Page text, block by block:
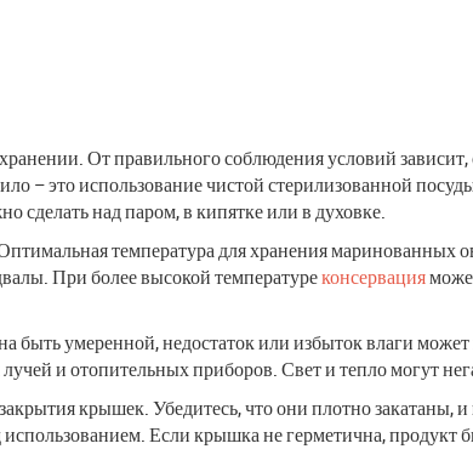
От правильного соблюдения условий зависит,
– это использование чистой стерилизованной
сделать над паром, в кипятке или в духовке.
температура для хранения маринованных
При более высокой температуреконсервация
быть умеренной, недостаток или избыток влаги
и отопительных приборов. Свет и тепло могут
крышек. Убедитесь, что они плотно закатаны,
Если крышка не герметична, продукт